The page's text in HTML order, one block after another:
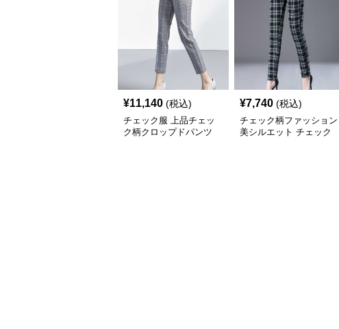
¥11,140 (税込)
チェック服 上品チェッ
ク柄クロップドパンツ
¥7,740 (税込)
チェック柄ファッション
美シルエット チェック